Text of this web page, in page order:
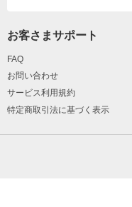
お客さまサポート
FAQ
お問い合わせ
サービス利用規約
特定商取引法に基づく表示